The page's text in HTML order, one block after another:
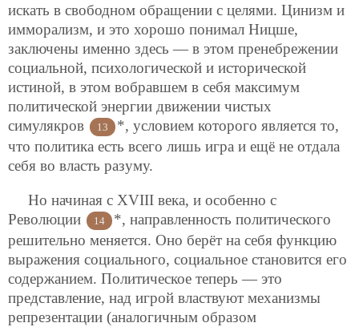
искать в свободном обращении с целями. Цинизм и
имморализм, и это хорошо понимал Ницше,
заключены именно здесь — в этом пренебрежении
социальной, психологической и исторической
истиной, в этом вобравшем в себя максимум
политической энергии движении чистых
симулякров
13
*, условием которого является то,
что политика есть всего лишь игра и ещё не отдала
себя во власть разуму.
Но начиная с XVIII века, и особенно с
Революции
14
*, направленность политического
решительно меняется. Оно берёт на себя функцию
выражения социального, социальное становится его
содержанием. Политическое теперь — это
представление, над игрой властвуют механизмы
репрезентации (аналогичным образом